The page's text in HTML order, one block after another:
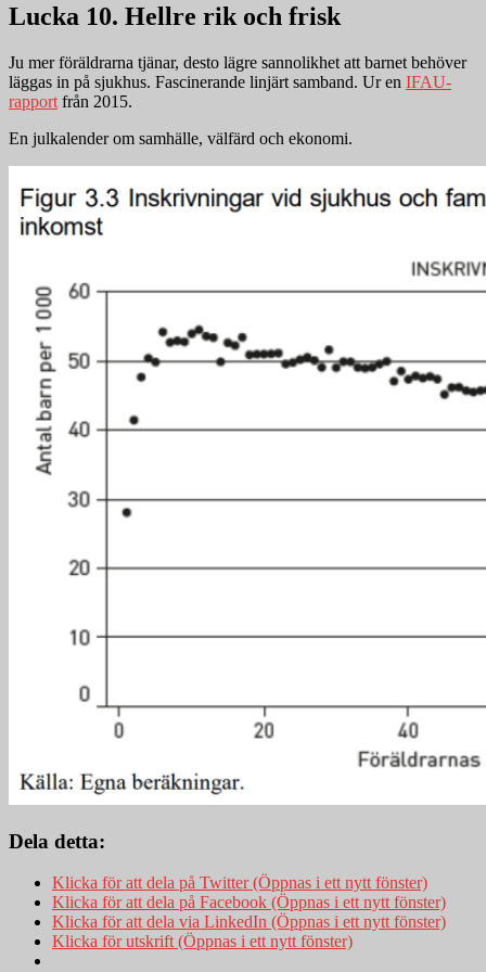
Lucka 10. Hellre rik och frisk
Ju mer föräldrarna tjänar, desto lägre sannolikhet att barnet behöver
läggas in på sjukhus. Fascinerande linjärt samband. Ur en IFAU-
rapport från 2015.
En julkalender om samhälle, välfärd och ekonomi.
Dela detta:
Klicka för att dela på Twitter (Öppnas i ett nytt fönster)
Klicka för att dela på Facebook (Öppnas i ett nytt fönster)
Klicka för att dela via LinkedIn (Öppnas i ett nytt fönster)
Klicka för utskrift (Öppnas i ett nytt fönster)